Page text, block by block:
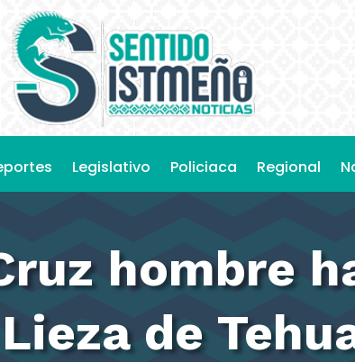
Legislativo Policiaca Regional
hombre
de